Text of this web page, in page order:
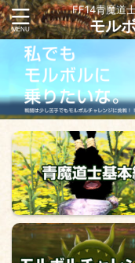
FF14青魔道
モル